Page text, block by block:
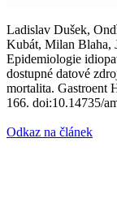
Ladislav Dušek,
Kubát, Milan Blaha,
Epidemiologie
dostupné datové
mortalita. Gastroent
166. doi:10.14735/
Odkaz na článek